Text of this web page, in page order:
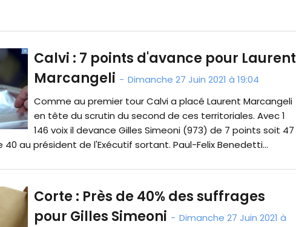
Calvi : 7 points d'avance pour Laurent
Marcangeli - Dimanche 27 Juin 2021 à 19:04
Comme au premier tour Calvi a placé Laurent Marcangeli
en tête du scrutin du second de ces territoriales. Avec 1
146 voix il devance Gilles Simeoni (973) de 7 points soit 47
au président de l'Exécutif sortant. Paul-Felix Benedetti...
Corte : Près de 40% des suffrages
pour Gilles Simeoni - Dimanche 27 Juin 2021 à